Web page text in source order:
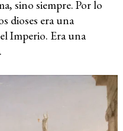
sino siempre. Por lo
dioses era una
Imperio. Era una